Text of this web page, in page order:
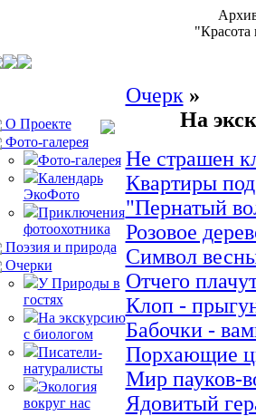
О Проекте
Фото-галерея
Фото-галерея
Календарь
ЭкоФото
Приключения
фотоохотника
Поэзия и природа
Очерки
У Природы в
гостях
На экскурсию
с биологом
Писатели-
натуралисты
Экология
вокруг нас
Очерк »
На
Не страшен
Квартиры
"Пернатый
Розовое
Символ
Отчего
Клоп -
Бабочки -
Порхающие
Мир пауков-
Ядовитый